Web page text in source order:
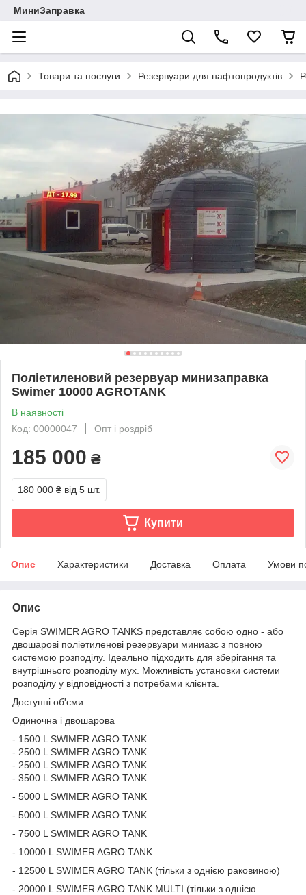
МиниЗаправка
Товари та послуги Резервуари для нафтопродуктів
Поліетиленовий резервуар минизаправка
Swimer 10000 AGROTANK
В наявності
Код: 00000047
Опт і роздріб
185 000 ₴
180 000 ₴ від 5 шт.
Купити
Опис Характеристики Доставка Оплата Умови
Опис
Серія SWIMER AGRO TANKS представляє собою одно - або
двошарові поліетиленові резервуари миниазс з повною
системою розподілу. Ідеально підходить для зберігання та
внутрішнього розподілу мух. Можливість установки системи
розподілу у відповідності з потребами клієнта.
Доступні об'єми
Одиночна і двошарова
- 1500 L SWIMER AGRO TANK
- 2500 L SWIMER AGRO TANK
- 2500 L SWIMER AGRO TANK
- 3500 L SWIMER AGRO TANK
- 5000 L SWIMER AGRO TANK
- 5000 L SWIMER AGRO TANK
- 7500 L SWIMER AGRO TANK
- 10000 L SWIMER AGRO TANK
- 12500 L SWIMER AGRO TANK (тільки з однією раковиною)
- 20000 L SWIMER AGRO TANK MULTI (тільки з однією